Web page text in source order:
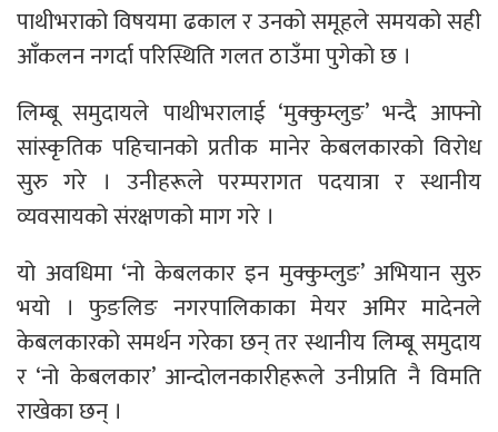
पाथीभराको विषयमा ढकाल र उनको समूहले समयको सही
आँकलन नगर्दा परिस्थिति गलत ठाउँमा पुगेको छ ।
लिम्बू समुदायले पाथीभरालाई ‘मुक्कुम्लुङ’ भन्दै आफ्नो
सांस्कृतिक पहिचानको प्रतीक मानेर केबलकारको विरोध
सुरु गरे । उनीहरूले परम्परागत पदयात्रा र स्थानीय
व्यवसायको संरक्षणको माग गरे ।
यो अवधिमा ‘नो केबलकार इन मुक्कुम्लुङ’ अभियान सुरु
भयो । फुङलिङ नगरपालिकाका मेयर अमिर मादेनले
केबलकारको समर्थन गरेका छन् तर स्थानीय लिम्बू समुदाय
र ‘नो केबलकार’ आन्दोलनकारीहरूले उनीप्रति नै विमति
राखेका छन् ।